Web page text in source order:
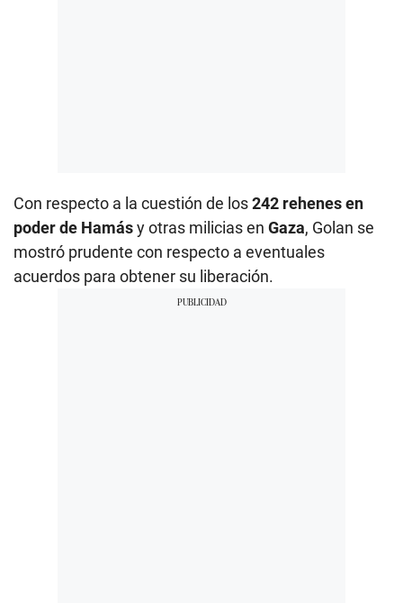
Con respecto a la cuestión de los242 rehenes en
poder de Hamásy otras milicias en Gaza, Golan se
mostró prudente con respecto a eventuales
acuerdos para obtener su liberación.